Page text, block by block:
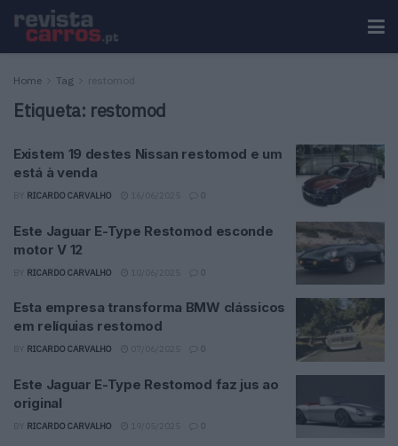
Home Tag restomod
Etiqueta: restomod
Existem 19 destes Nissan restomod e um
está à venda
RICARDO CARVALHO 0
Este Jaguar E-Type Restomod esconde
motor V 12
RICARDO CARVALHO 0
Esta empresa transforma BMW clássicos
em relíquias restomod
RICARDO CARVALHO 0
Este Jaguar E-Type Restomod faz jus ao
original
RICARDO CARVALHO 0